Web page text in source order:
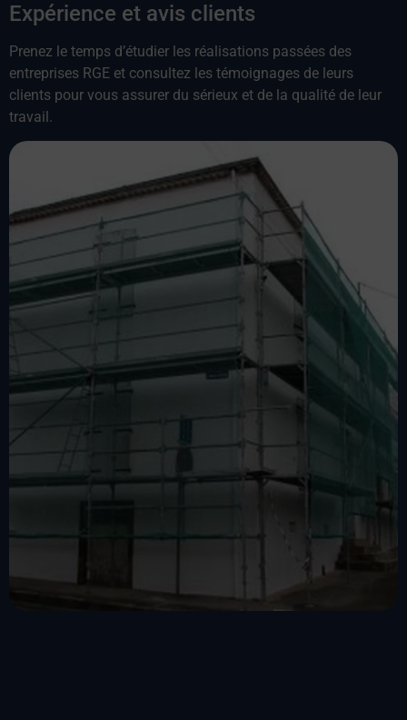
Expérience et avis clients
Prenez le temps d’étudier les réalisations passées des
entreprises RGE et consultez les témoignages de leurs
clients pour vous assurer du sérieux et de la qualité de leur
travail.